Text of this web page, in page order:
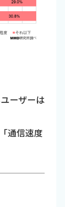
ーザーは
通信速度